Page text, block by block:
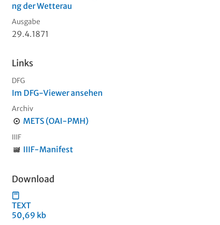
ng der Wetterau
Ausgabe
29.4.1871
Links
DFG
Im DFG-Viewer ansehen
Archiv
METS (OAI-PMH)
IIIF
IIIF-Manifest
Download
TEXT
50,69 kb